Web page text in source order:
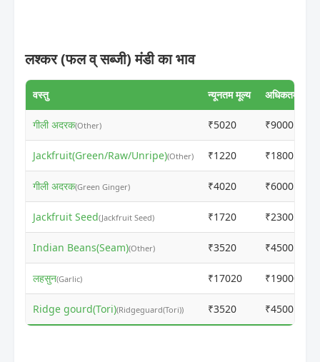
लश्कर (फल व् सब्जी) मंडी का भाव
वस्तु न्यूनतम मूल्य अधिकतम मूल्य
गीली अदरक(Other) ₹5020 ₹9000
Jackfruit(Green/Raw/Unripe)(Other) ₹1220 ₹1800
गीली अदरक(Green Ginger) ₹4020 ₹6000
Jackfruit Seed(Jackfruit Seed) ₹1720 ₹2300
Indian Beans(Seam)(Other) ₹3520 ₹4500
लहसुन(Garlic) ₹17020 ₹19000
Ridge gourd(Tori)(Ridgeguard(Tori)) ₹3520 ₹4500